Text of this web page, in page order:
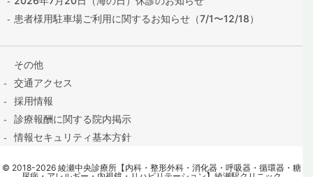
患者様用駐車場ご利用に関するお知らせ（7/1〜12/18）
その他
交通アクセス
採用情報
診療報酬に関する院内掲示
情報セキュリティ基本方針
contact@ayase-med.com
© 2018-2026 綾瀬中央診療所【内科・整形外科・消化器・呼吸器・循環器・糖